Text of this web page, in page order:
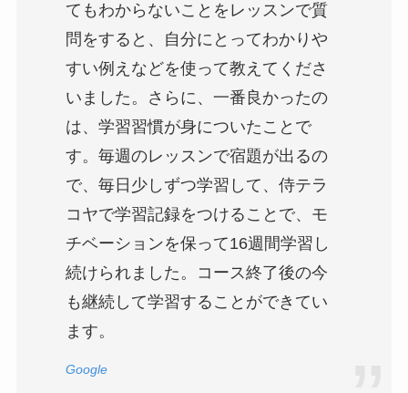
てもわからないことをレッスンで質
問をすると、自分にとってわかりや
すい例えなどを使って教えてくださ
いました。さらに、一番良かったの
は、学習習慣が身についたことで
す。毎週のレッスンで宿題が出るの
で、毎日少しずつ学習して、侍テラ
コヤで学習記録をつけることで、モ
チベーションを保って16週間学習し
続けられました。コース終了後の今
も継続して学習することができてい
ます。
Google